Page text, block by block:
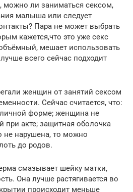
можно ли заниматься сексом,
малыша или следует
Пара не может выбрать
кажется,что это уже секс
мешает использовать
всего сейчас подходит
женщин от занятий сексом
Сейчас считается, что:
форме; женщина не
при акте; защитная оболочка
не нарушена, то можно
до родов.
смазывает шейку матки,
Она лучше растягивается во
происходит меньше